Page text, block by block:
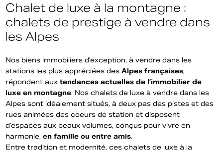
Chalet de luxe à la montagne :
chalets de prestige à vendre dans
les Alpes
Nos biens immobiliers d’exception, à vendre dans les
stations les plus appréciées desAlpes françaises,
répondent auxtendances actuelles de l’immobilier de
luxe en montagne. Nos chalets de luxe à vendre dans les
Alpes sont idéalement situés, à deux pas des pistes et des
rues animées des coeurs de station et disposent
d’espaces aux beaux volumes, conçus pour vivre en
harmonie,en famille ou entre amis.
Entre tradition et modernité, ces chalets de luxe à la